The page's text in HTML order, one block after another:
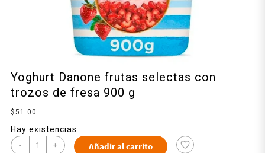
Yoghurt Danone frutas selectas con
trozos de fresa 900 g
$51.00
Hay existencias
- + Añadir al carrito